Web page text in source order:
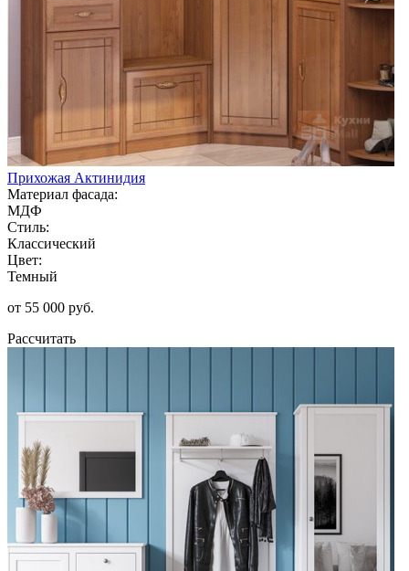
Прихожая Актинидия
Материал фасада:
МДФ
Стиль:
Классический
Цвет:
Темный
от 55 000 руб.
Рассчитать